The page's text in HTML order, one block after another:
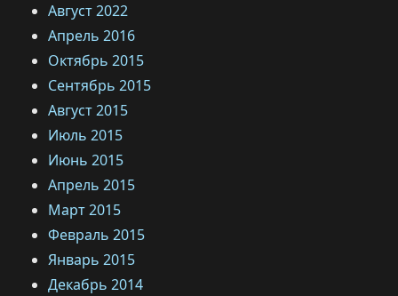
Август 2022
Апрель 2016
Октябрь 2015
Сентябрь 2015
Август 2015
Июль 2015
Июнь 2015
Апрель 2015
Март 2015
Февраль 2015
Январь 2015
Декабрь 2014